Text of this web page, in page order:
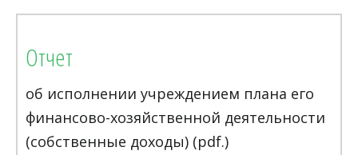
Отчет
об исполнении учреждением плана его
финансово-хозяйственной деятельности
(собственные доходы) (pdf.)